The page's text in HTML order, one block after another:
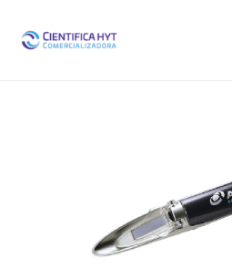
contenido